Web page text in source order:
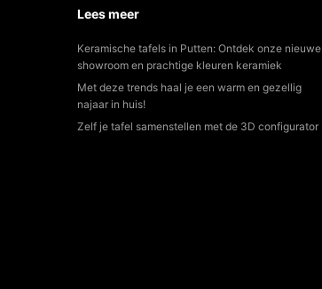
Lees meer
Keramische tafels in Putten: Ontdek onze nieuwe
showroom en prachtige kleuren keramiek
Met deze trends haal je een warm en gezellig
najaar in huis!
Zelf je tafel samenstellen met de 3D configurator